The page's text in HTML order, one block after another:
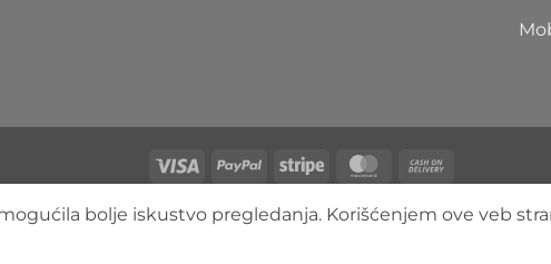
Visa PayPal Stripe MasterCard
On
Delivery
O NAMA BLOG FAQ KONTAKT
bolje iskustvo pregledanja. Korišćenjem ove veb